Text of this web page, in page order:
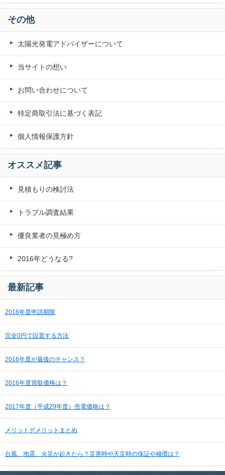
その他
太陽光発電アドバイザーについて
当サイトの想い
お問い合わせについて
特定商取引法に基づく表記
個人情報保護方針
オススメ記事
見積もりの検討法
トラブル調査結果
優良業者の見極め方
2016年どうなる?
最新記事
2016年度申請期限
完全0円で設置する方法
2016年度が最後のチャンス？
2016年度買取価格は？
2017年度（平成29年度）売電価格は？
メリットデメリットまとめ
台風、地震、火災が起きたら？災害時や天災時の保証や補償は？